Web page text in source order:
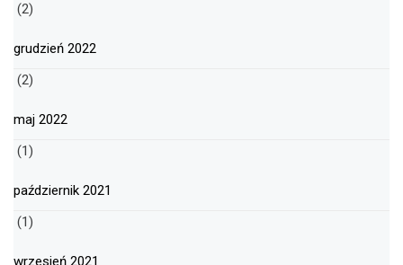
(2)
grudzień 2022
(2)
maj 2022
(1)
październik 2021
(1)
wrzesień 2021